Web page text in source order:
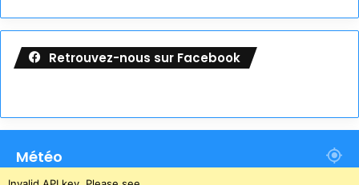
Retrouvez-nous sur Facebook
Météo